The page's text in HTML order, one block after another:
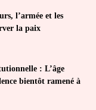
l’armée et les
la paix
: L’âge
bientôt ramené à